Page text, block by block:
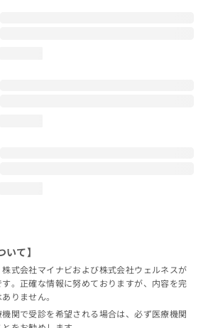
いて】
式会社マイナビおよび株式会社ウェルネスが
。正確な情報に努めておりますが、内容を完
りません。
関で受診を希望される場合は、必ず医療機関